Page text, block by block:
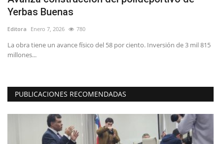
Yerbas Buenas
Editora Enero 7, 2026 780
La obra tiene un avance físico del 58 por ciento. Inversión de 3 mil 815
millones...
PUBLICACIONES RECOMENDADAS